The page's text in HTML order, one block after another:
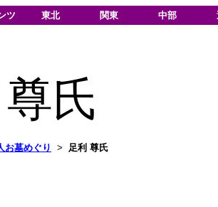
ツ 東北 関東 中部
氏
お墓めぐり > 足利 尊氏